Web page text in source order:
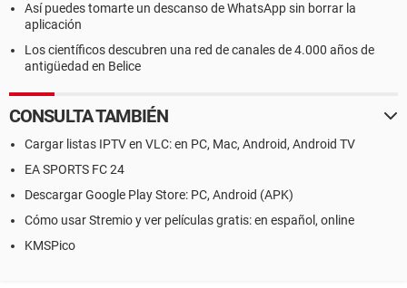
Así puedes tomarte un descanso de WhatsApp sin borrar la
aplicación
Los científicos descubren una red de canales de 4.000 años de
antigüedad en Belice
CONSULTA TAMBIÉN
Cargar listas IPTV en VLC: en PC, Mac, Android, Android TV
EA SPORTS FC 24
Descargar Google Play Store: PC, Android (APK)
Cómo usar Stremio y ver películas gratis: en español, online
KMSPico